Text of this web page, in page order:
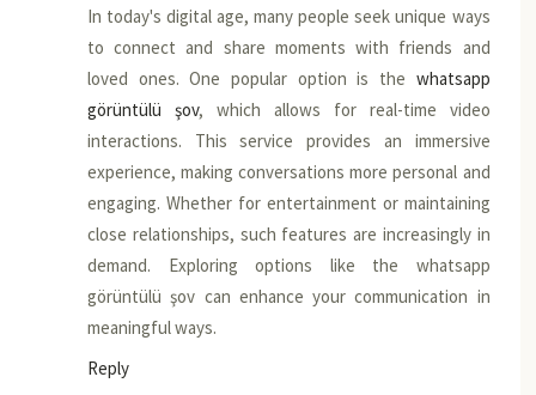
In today's digital age, many people seek unique ways
to connect and share moments with friends and
loved ones. One popular option is the whatsapp
görüntülü şov, which allows for real-time video
interactions. This service provides an immersive
experience, making conversations more personal and
engaging. Whether for entertainment or maintaining
close relationships, such features are increasingly in
demand. Exploring options like the whatsapp
görüntülü şov can enhance your communication in
meaningful ways.
Reply